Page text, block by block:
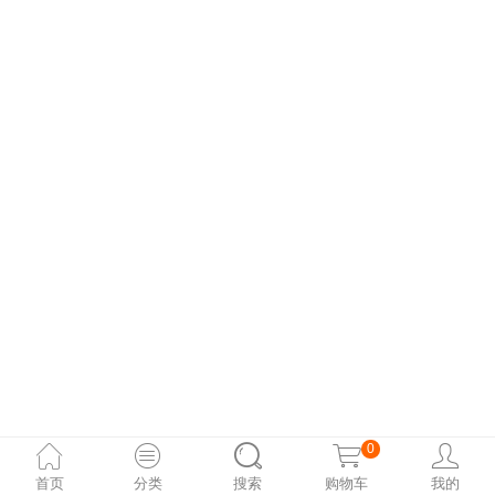
首页 分类 搜索
0
购物车 我的